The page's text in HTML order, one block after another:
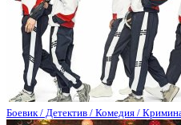
Боевик / Детектив / Комедия /